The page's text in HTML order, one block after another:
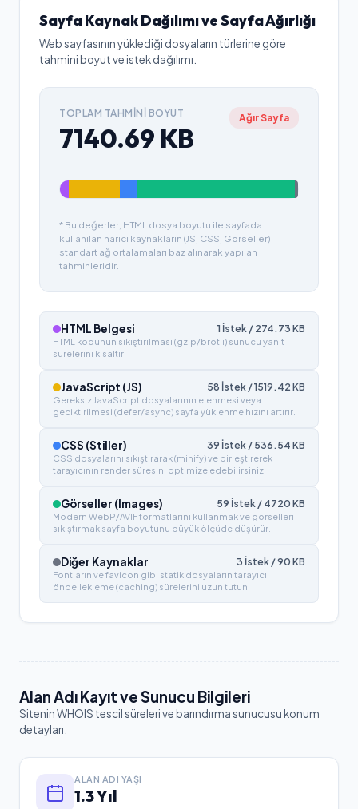
Sayfa Kaynak Dağılımı ve Sayfa Ağırlığı
Web sayfasının yüklediği dosyaların türlerine göre
tahmini boyut ve istek dağılımı.
TOPLAM TAHMINI BOYUT
7140.69 KB
Ağır Sayfa
* Bu değerler, HTML dosya boyutu ile sayfada
kullanılan harici kaynakların (JS, CSS, Görseller)
standart ağ ortalamaları baz alınarak yapılan
tahminleridir.
HTML Belgesi 1 İstek / 274.73 KB
HTML kodunun sıkıştırılması (gzip/brotli) sunucu yanıt
sürelerini kısaltır.
JavaScript (JS) 58 İstek /1519.42 KB
Gereksiz JavaScript dosyalarının elenmesi veya
geciktirilmesi (defer/async) sayfa yüklenme hızını artırır.
CSS (Stiller) 39 İstek / 536.54 KB
CSS dosyalarını sıkıştırarak (minify) ve birleştirerek
tarayıcının render süresini optimize edebilirsiniz.
Görseller (Images) 59 İstek / 4720 KB
Modern WebP/AVIF formatlarını kullanmak ve görselleri
sıkıştırmak sayfa boyutunu büyük ölçüde düşürür.
Diğer Kaynaklar 3 İstek /90 KB
Fontların ve favicon gibi statik dosyaların tarayıcı
önbellekleme (caching) sürelerini uzun tutun.
Alan Adı Kayıt ve Sunucu Bilgileri
Sitenin WHOIS tescil süreleri ve barındırma sunucusu konum
detayları.
ALAN ADI YAŞI
1.3 Yıl